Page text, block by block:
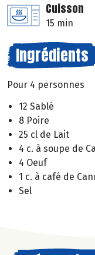
Cuisson
15 min
Ingrédients
Pour 4 personnes
12 Sablé
8 Poire
25 cl de Lait
4 c. à soupe de
4 Oeuf
1 c. à café de
Sel